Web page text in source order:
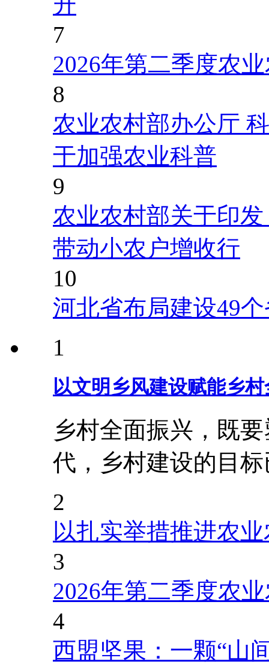
7
2026年第二季度农
8
农业农村部办公厅
于加强农业科普
9
农业农村部关于印
带动小农户增收行
10
河北省布局建设49
1
以文明乡风建设赋能乡
乡村全面振兴，既
代，乡村建设的目
2
以扎实举措推进农
3
2026年第二季度农
4
西盟坚果：一颗“山